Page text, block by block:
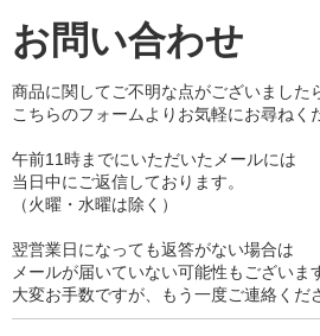
お問い合わせ
商品に関してご不明な点がございました
こちらのフォームよりお気軽にお尋ねく
午前11時までにいただいたメールには
当日中にご返信しております。
（火曜・水曜は除く）
翌営業日になっても返答がない場合は
メールが届いていない可能性もございま
大変お手数ですが、もう一度ご連絡くだ